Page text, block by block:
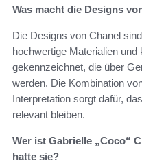
Was macht die Designs
Die Designs von Chanel
hochwertige Materialien
gekennzeichnet, die über
werden. Die Kombination
Interpretation sorgt dafür,
relevant bleiben.
Wer ist Gabrielle „Coco“
hatte sie?